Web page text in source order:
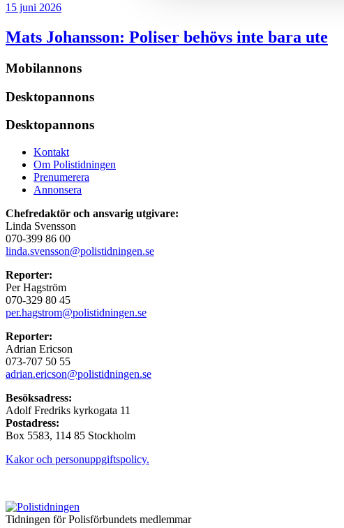
15 juni 2026
Mats Johansson: Poliser behövs inte bara ute
Mobilannons
Desktopannons
Desktopannons
Kontakt
Om Polistidningen
Prenumerera
Annonsera
Chefredaktör och ansvarig utgivare:
Linda Svensson
070-399 86 00
linda.svensson@polistidningen.se
Reporter:
Per Hagström
070-329 80 45
per.hagstrom@polistidningen.se
Reporter:
Adrian Ericson
073-707 50 55
adrian.ericson@polistidningen.se
Besöksadress:
Adolf Fredriks kyrkogata 11
Postadress:
Box 5583, 114 85 Stockholm
Kakor och personuppgiftspolicy.
Tidningen för Polisförbundets medlemmar